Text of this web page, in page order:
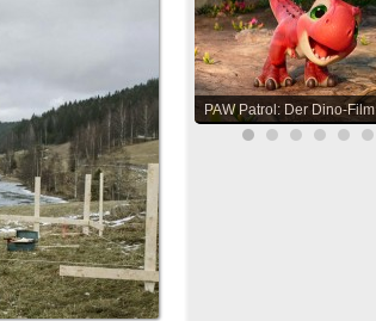
PAW Patrol: Der Dino-Film